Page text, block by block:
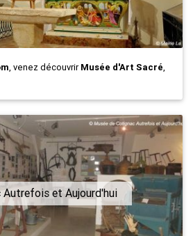
, venez découvrirMusée d'Art Sacré,
et Aujourd'hui